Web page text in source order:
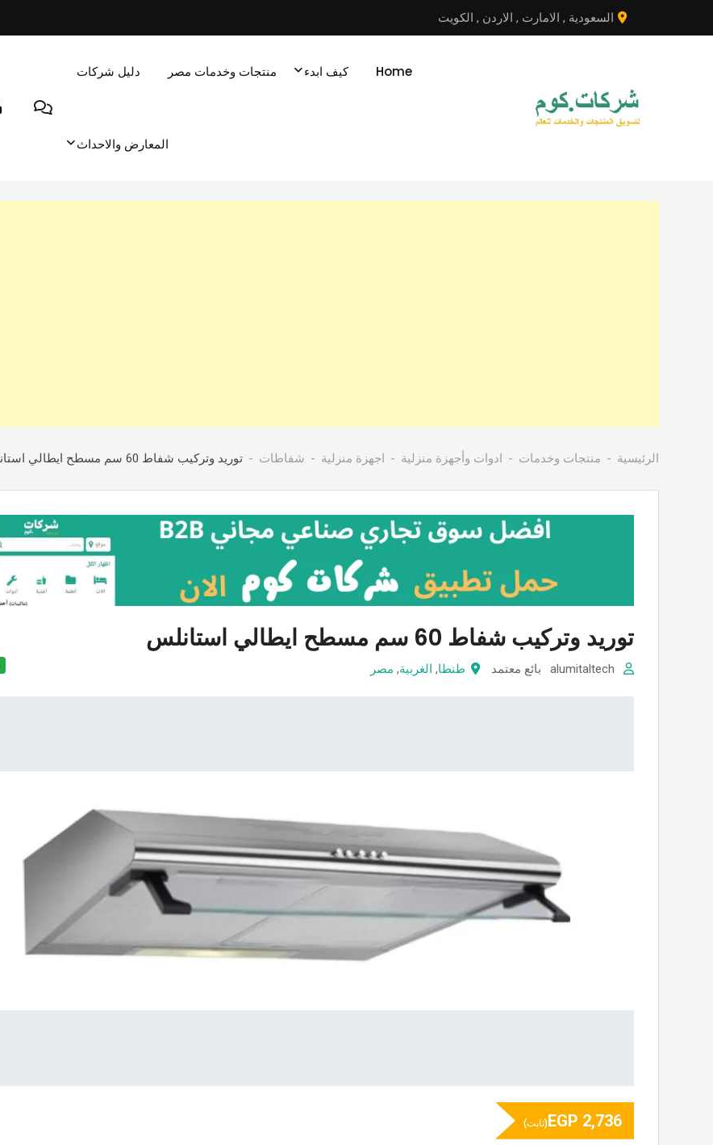
إلى
السعودية , الامارت , الاردن , الكويت
Home كيف ابدء منتجات وخدمات مصر دليل شركات
المعارض والاحداث
الرئيسية منتجات وخدمات ادوات وأجهزة منزلية اجهزة منزلية شفاطات توريد وتركيب شفاط 60 سم مسطح ایطالي استانلس
توريد وتركيب شفاط 60 سم مسطح ایطالي استانلس
بائع معتمد طنطا, الغربية, مصر
EGP 2,736 (ثابت)